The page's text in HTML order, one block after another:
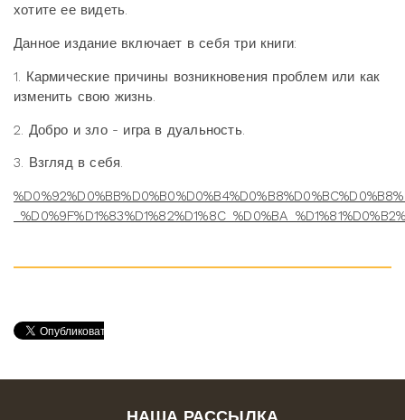
хотите ее видеть.
Данное издание включает в себя три книги:
1. Кармические причины возникновения проблем или как
изменить свою жизнь.
2. Добро и зло - игра в дуальность.
3. Взгляд в себя.
НАША РАССЫЛКА